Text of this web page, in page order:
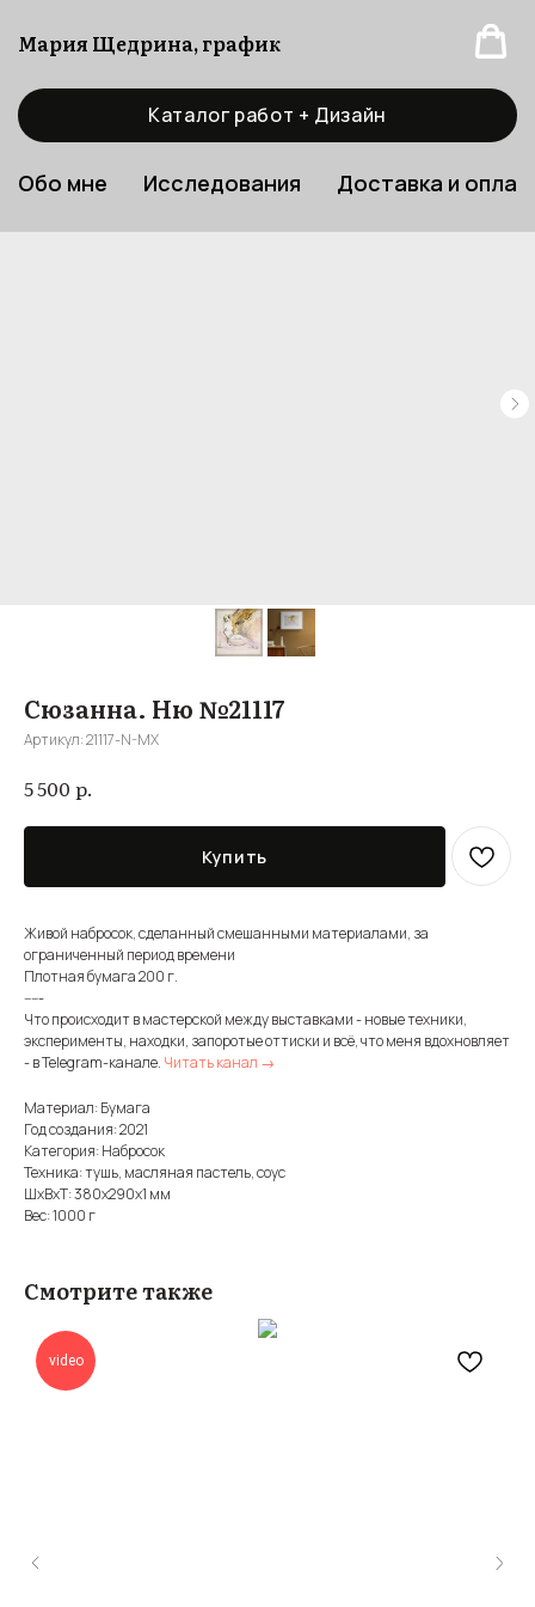
Мария Щедрина, график
Каталог работ + Дизайн
Обо мне Исследования Доставка и
Сюзанна. Ню №21117
Артикул:21117-N-MX
5 500 р.
Купить
Живой набросок, сделанный смешанными материалами, за
ограниченный период времени
Плотная бумага 200 г.
-----
Что происходит в мастерской между выставками - новые техники,
эксперименты, находки, запоротые оттиски и всё, что меня вдохновляет
- в Telegram-канале. Читать канал →
Материал: Бумага
Год создания: 2021
Категория: Набросок
Техника: тушь, масляная пастель, соус
ШxВxТ: 380x290x1 мм
Вес: 1000 г
Смотрите также
video